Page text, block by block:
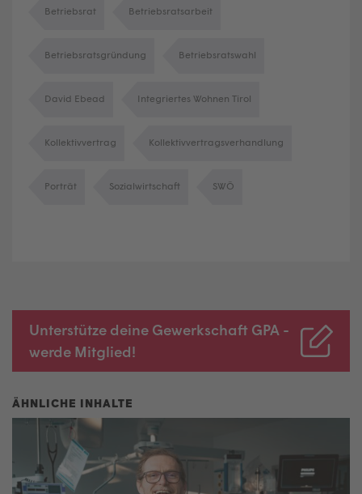
Betriebsrat Betriebsratsarbeit
Betriebsratsgründung Betriebsratswahl
David Ebead Integriertes Wohnen Tirol
Kollektivvertrag Kollektivvertragsverhandlung
Porträt Sozialwirtschaft SWÖ
Unterstütze deine Gewerkschaft GPA -
werde Mitglied!